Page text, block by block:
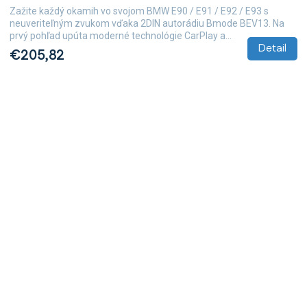
€205,82 Detail
Zažite každý okamih vo svojom BMW E90 / E91 / E92 / E93 s
neuveriteľným zvukom vďaka 2DIN autorádiu Bmode BEV13. Na
prvý pohľad upúta moderné technológie CarPlay a...